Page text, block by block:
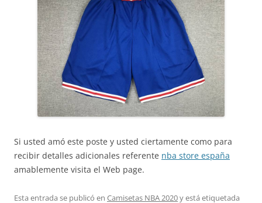
Si usted amó este poste y usted ciertamente como para
recibir detalles adicionales referente nba store españa
amablemente visita el Web page.
Esta entrada se publicó en Camisetas NBA 2020y está etiquetada